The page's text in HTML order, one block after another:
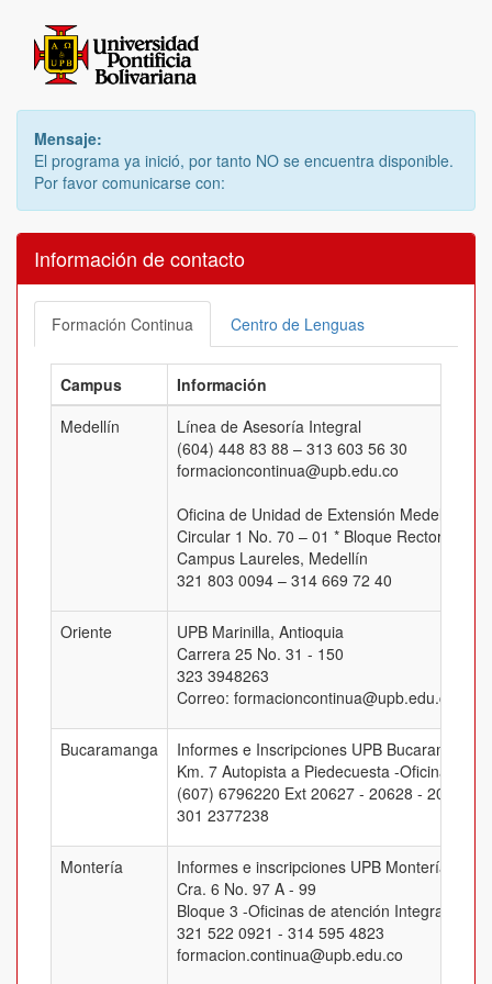
Mensaje:
El programa ya inició, por tanto NO se encuentra disponible.
Por favor comunicarse con:
Información de contacto
Formación Continua Centro de Lenguas
Campus
Información
Medellín
Línea de Asesoría Integral
(604) 448 83 88 – 313 603 56 30
formacioncontinua@upb.edu.co
Oficina de Unidad de Extensión Medellín
Circular 1 No. 70 – 01 * Bloque Rectoral, Of.
Campus Laureles, Medellín
321 803 0094 – 314 669 72 40
Oriente
UPB Marinilla, Antioquia
Carrera 25 No. 31 - 150
323 3948263
Correo: formacioncontinua@upb.edu.co
Bucaramanga
Informes e Inscripciones UPB Bucaramanga
Km. 7 Autopista a Piedecuesta -Oficina J-205
(607) 6796220 Ext 20627 - 20628 - 20629 -
301 2377238
Montería
Informes e inscripciones UPB Montería
Cra. 6 No. 97 A - 99
Bloque 3 -Oficinas de atención Integral
321 522 0921 - 314 595 4823
formacion.continua@upb.edu.co